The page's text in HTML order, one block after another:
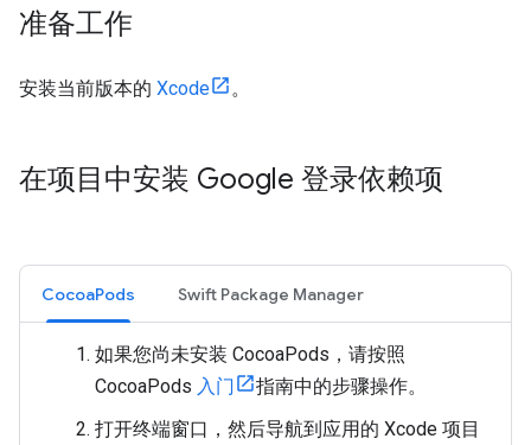
准备工作
安装当前版本的 Xcode 。
在项目中安装 Google 登录依赖项
CocoaPods Swift Package Manager
如果您尚未安装 CocoaPods，请按照
CocoaPods 入门
指南中的步骤操作。
打开终端窗口，然后导航到应用的 Xcode 项目